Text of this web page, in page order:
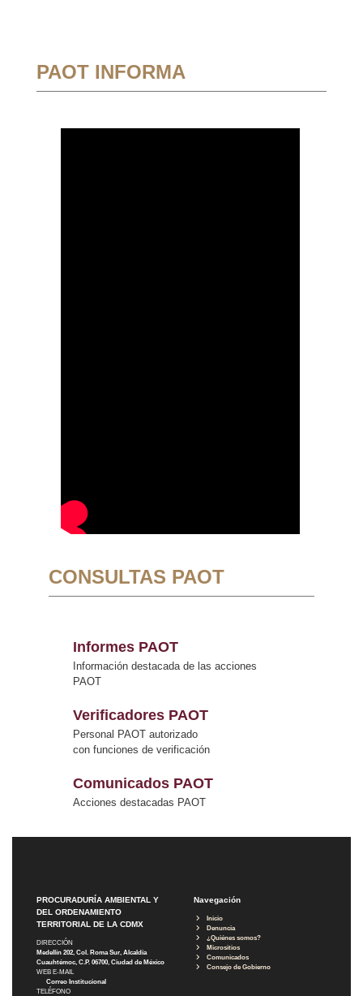
PAOT INFORMA
CONSULTAS PAOT
Informes PAOT
Información destacada de las acciones
PAOT
Verificadores PAOT
Personal PAOT autorizado
con funciones de verificación
Comunicados PAOT
Acciones destacadas PAOT
PROCURADURÍA AMBIENTAL Y
DEL ORDENAMIENTO
TERRITORIAL DE LA CDMX
DIRECCIÓN
Medellín 202, Col. Roma Sur, Alcaldía
Cuauhtémoc, C.P. 06700, Ciudad de México
WEB E-MAIL
Correo Institucional
TELÉFONO
Navegación
Inicio
Denuncia
¿Quiénes somos?
Micrositios
Comunicados
Consejo de Gobierno